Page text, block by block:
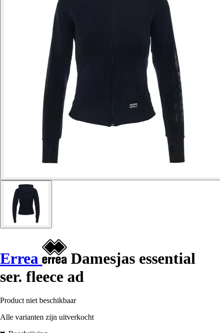
Errea
Damesjas essential
ser. fleece ad
Product niet beschikbaar
Alle varianten zijn uitverkocht